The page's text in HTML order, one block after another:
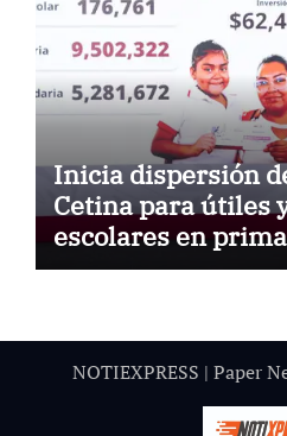
Inicia dispersión
Cetina para útiles
escolares en
Claudia
NOTIEXPRESS | Paper